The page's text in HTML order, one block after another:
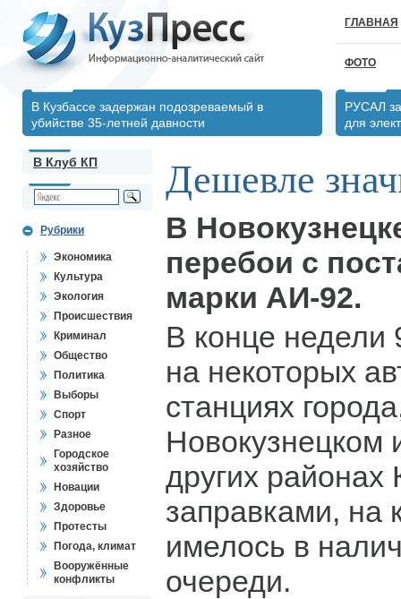
ГЛАВНАЯ
ФОТО
В Кузбассе задержан подозреваемый в
убийстве 35-летней давности
РУСАЛ
для
В Клуб КП
Рубрики
Экономика
Культура
Экология
Происшествия
Криминал
Общество
Политика
Выборы
Спорт
Разное
Городское
хозяйство
Новации
Здоровье
Протесты
Погода, климат
Вооружённые
конфликты
Дешевле
В
перебои с
марки АИ-92.
В конце недели
на некоторых
станциях
Новокузнецком
других районах
заправками, на
имелось в
очереди.